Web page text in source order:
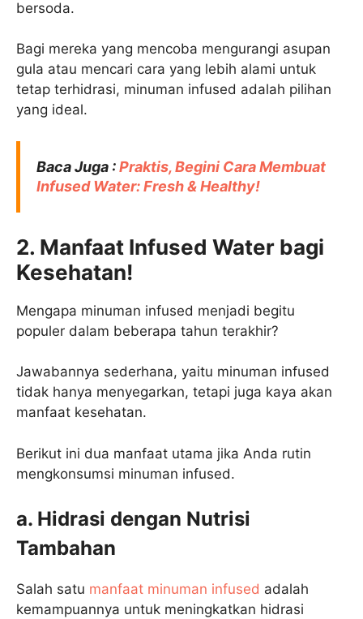
bersoda.
Bagi mereka yang mencoba mengurangi asupan
gula atau mencari cara yang lebih alami untuk
tetap terhidrasi, minuman infused adalah pilihan
yang ideal.
Baca Juga :Praktis, Begini Cara Membuat
Infused Water: Fresh & Healthy!
2. Manfaat Infused Water bagi
Kesehatan!
Mengapa minuman infused menjadi begitu
populer dalam beberapa tahun terakhir?
Jawabannya sederhana, yaitu minuman infused
tidak hanya menyegarkan, tetapi juga kaya akan
manfaat kesehatan.
Berikut ini dua manfaat utama jika Anda rutin
mengkonsumsi minuman infused.
a. Hidrasi dengan Nutrisi
Tambahan
Salah satu manfaat minuman infused adalah
kemampuannya untuk meningkatkan hidrasi